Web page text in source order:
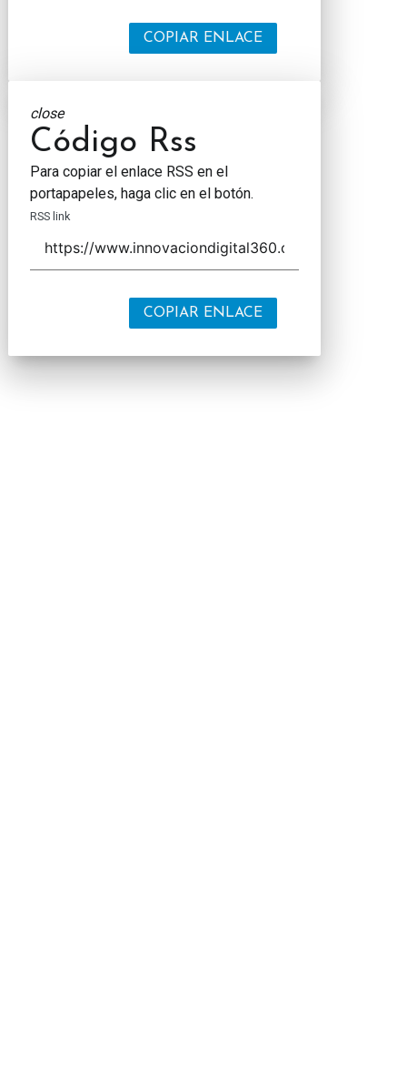
COPIAR ENLACE
close
Código Rss
Para copiar el enlace RSS en el
portapapeles, haga clic en el botón.
RSS link
COPIAR ENLACE